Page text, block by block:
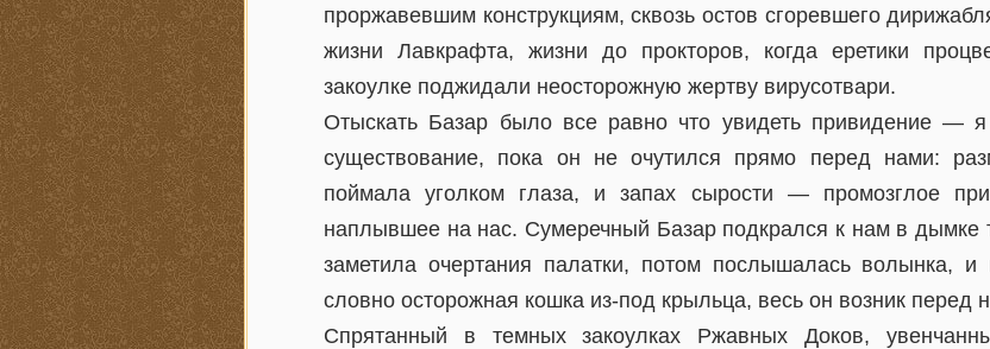
проржавевшим конструкциям, сквозь остов сгоревшего
жизни Лавкрафта, жизни до прокторов, когда еретики
закоулке поджидали неосторожную жертву вирусотвари.
Отыскать Базар было все равно что увидеть привидение —
существование, пока он не очутился прямо перед нами:
поймала уголком глаза, и запах сырости — промозглое
наплывшее на нас. Сумеречный Базар подкрался к нам в дымке
заметила очертания палатки, потом послышалась волынка, и
словно осторожная кошка из-под крыльца, весь он возник перед
Спрятанный в темных закоулках Ржавных Доков,